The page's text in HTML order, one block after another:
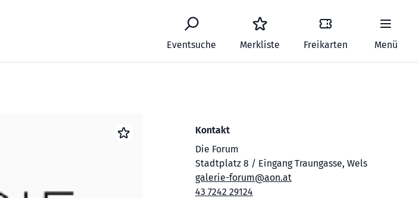
Eventsuche Merkliste Freikarten Menü
Kontakt
Die Forum
Stadtplatz 8 / Eingang Traungasse, Wels
galerie-forum@aon.at
43 7242 29124